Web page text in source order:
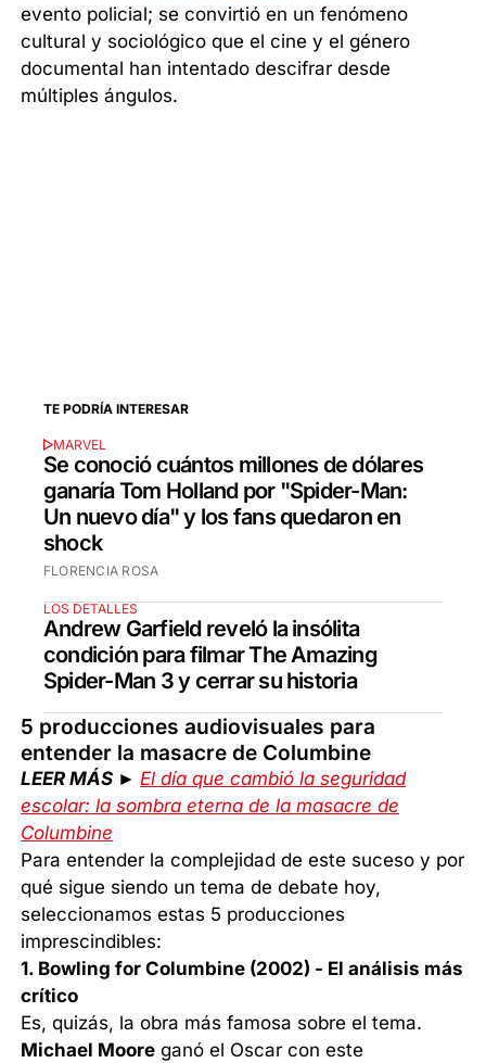
evento policial; se convirtió en un fenómeno
cultural y sociológico que el cine y el género
documental han intentado descifrar desde
múltiples ángulos.
TE PODRÍA INTERESAR
MARVEL
Se conoció cuántos millones de dólares
ganaría Tom Holland por "Spider-Man:
Un nuevo día" y los fans quedaron en
shock
FLORENCIA ROSA
LOS DETALLES
Andrew Garfield reveló la insólita
condición para filmar The Amazing
Spider-Man 3 y cerrar su historia
5 producciones audiovisuales para
entender la masacre de Columbine
LEER MÁS ►El día que cambió la seguridad
escolar: la sombra eterna de la masacre de
Columbine
Para entender la complejidad de este suceso y por
qué sigue siendo un tema de debate hoy,
seleccionamos estas 5 producciones
imprescindibles:
1. Bowling for Columbine (2002) - El análisis más
crítico
Es, quizás, la obra más famosa sobre el tema.
Michael Moore ganó el Oscar con este